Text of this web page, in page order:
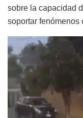
sobre la capacidad
soportar fenómenos
Reproductor
de
vídeo